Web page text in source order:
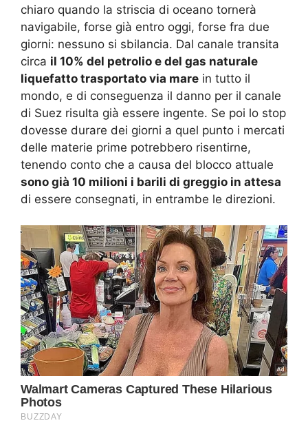
chiaro quando la striscia di oceano tornerà
navigabile, forse già entro oggi, forse fra due
giorni: nessuno si sbilancia. Dal canale transita
circa il 10% del petrolio e del gas naturale
liquefatto trasportato via mare in tutto il
mondo, e di conseguenza il danno per il canale
di Suez risulta già essere ingente. Se poi lo stop
dovesse durare dei giorni a quel punto i mercati
delle materie prime potrebbero risentirne,
tenendo conto che a causa del blocco attuale
sono già 10 milioni i barili di greggio in attesa
di essere consegnati, in entrambe le direzioni.